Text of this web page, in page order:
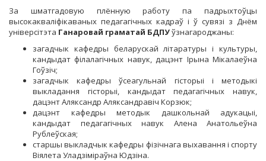
За шматгадовую плённую работу па падрыхтоўцы
высокакваліфікаваных педагагічных кадраў і ў сувязі з Днём
універсітэта Ганаровай граматай БДПУўзнагароджаны:
загадчык кафедры беларускай літаратуры і культуры,
кандыдат філалагічных навук, дацэнт Ірына Мікалаеўна
Гоўзіч;
загадчык кафедры ўсеагульнай гісторыі і методыкі
выкладання гісторыі, кандыдат педагагічных навук,
дацэнт Аляксандр Аляксандравіч Корзюк;
дацэнт кафедры методык дашкольнай адукацыі,
кандыдат педагагічных навук Алена Анатольеўна
Рублеўская;
старшы выкладчык кафедры фізічнага выхавання і спорту
Віялета Уладзіміраўна Юдзіна.